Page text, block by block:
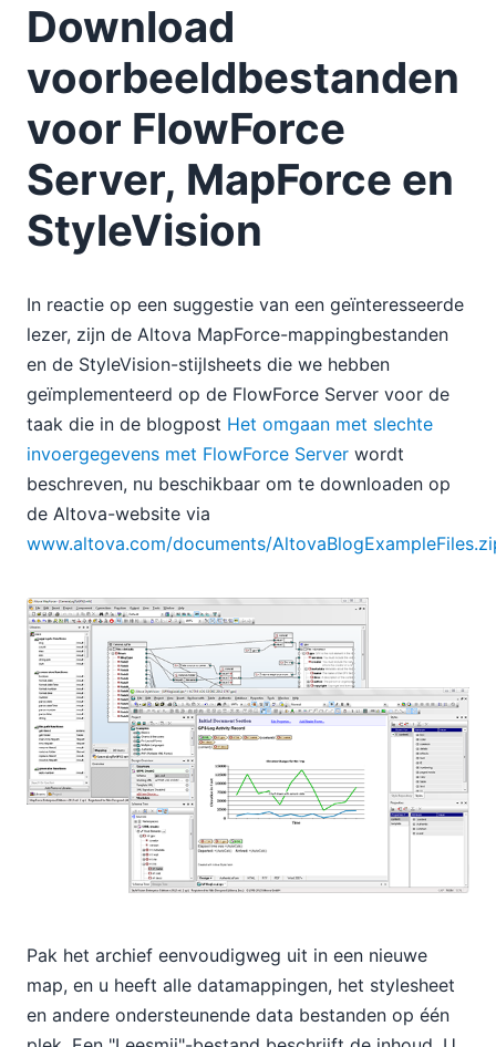
12
2011
2010
2009
2008
2007
Download
voorbeeldbestanden
voor FlowForce
Server, MapForce en
StyleVision
In reactie op een suggestie van een geïnteresseerde
lezer, zijn de Altova MapForce-mappingbestanden
en de StyleVision-stijlsheets die we hebben
geïmplementeerd op de FlowForce Server voor de
taak die in de blogpost Het omgaan met slechte
invoergegevens met FlowForce Server wordt
beschreven, nu beschikbaar om te downloaden op
de Altova-website via
www.altova.com/documents/
Pak het archief eenvoudigweg uit in een nieuwe
map, en u heeft alle datamappingen, het stylesheet
en andere ondersteunende data bestanden op één